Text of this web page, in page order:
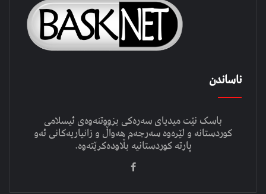
ناساندن
باسک نێت میدیای سەرەکی بزووتنەوەی ئیسلامی
کوردستانە و لێرەوە سەرجەم هەواڵ و زانیاریەکانی ئەو
پارتە کوردستانیە بڵاودەکرێتەوە.